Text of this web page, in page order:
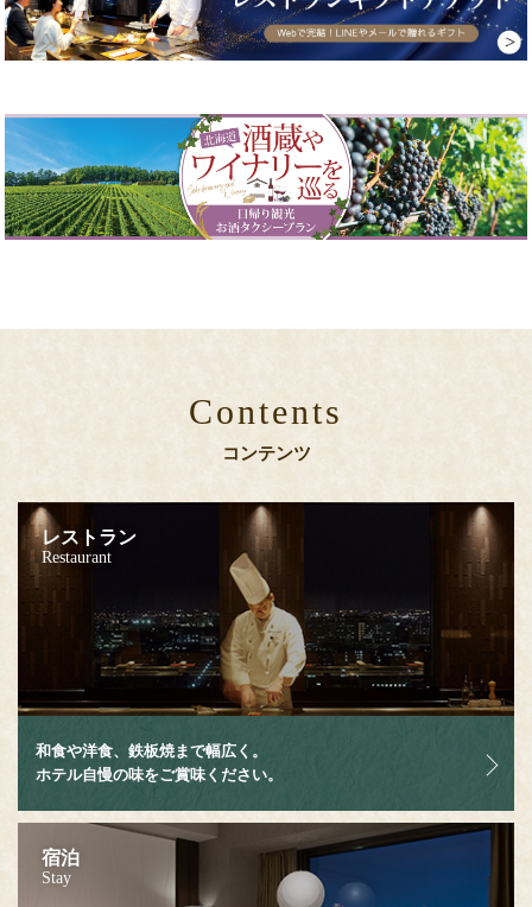
Contents
コンテンツ
レストラン
Restaurant
和食や洋食、鉄板焼まで幅広く。
ホテル自慢の味をご賞味ください。
宿泊
Stay